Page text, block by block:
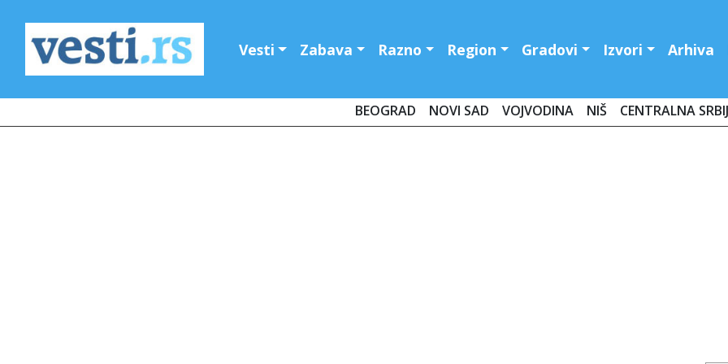
Vesti Zabava Razno Region Gradovi Izvori Arhiva
BEOGRAD NOVI SAD VOJVODINA NIŠ CENTRALNA